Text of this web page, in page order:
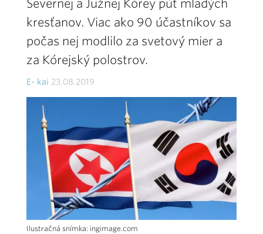
Severnej a Južnej Kórey púť mladých
kresťanov. Viac ako 90 účastníkov sa
počas nej modlilo za svetový mier a
za Kórejský polostrov.
E- kai 23.08.2019
Ilustračná snímka: ingimage.com